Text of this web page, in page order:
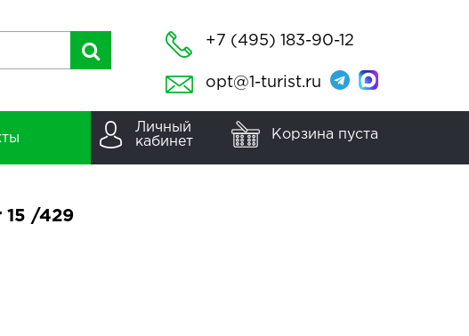
+7 (495) 183-90-12
opt@1-turist.ru
Личный
кабинет
Корзина пуста
15 /429